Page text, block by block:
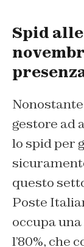
Spid
gestore ad
lo spid per
questo
Poste
occupa
l’80%, che